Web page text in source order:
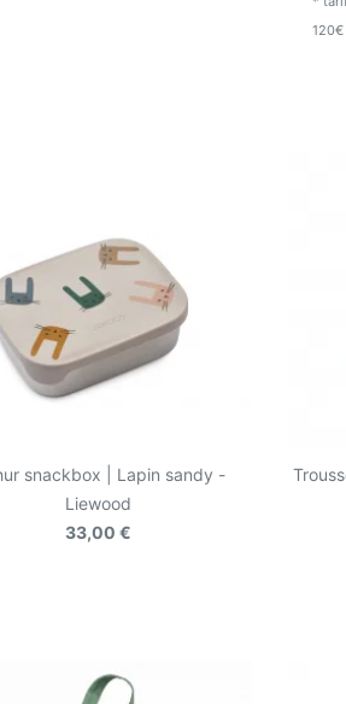
120€
snackbox | Lapin sandy -
Liewood
33,00 €